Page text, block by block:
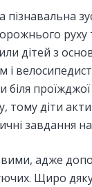
руху
дітей з
тому діти
завдання
адже
Щиро